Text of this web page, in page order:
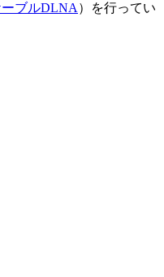
ブルDLNA）を行ってい